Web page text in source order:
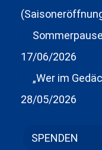
17/06/2026
„Wer im
28/05/2026
SPENDEN